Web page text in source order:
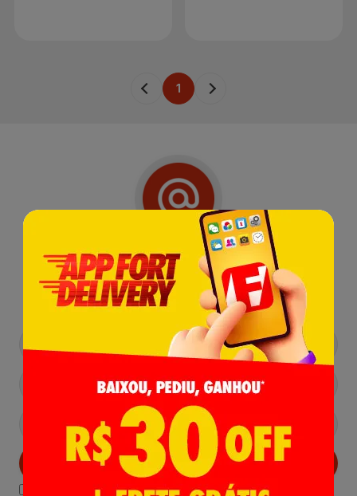
1
Receba nossas Novidades,
Lançamentos e Promoções!
Cadastrar
Declaro estar ciente dasPoliticas de Privacidade.